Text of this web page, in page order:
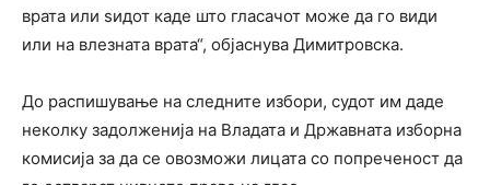
врата или ѕидот каде што гласачот може да го види
или на влезната врата“, објаснува Димитровска.
До распишување на следните избори, судот им даде
неколку задолженија на Владата и Државната изборна
комисија за да се овозможи лицата со попреченост да